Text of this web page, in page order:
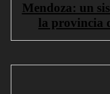
Mendoza: un
la provincia